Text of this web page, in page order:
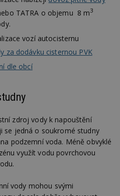
TATRA o objemu 8 m3
vozí autocisternu
za dodávku cisternou PVK
dle obcí
zdroj vody k napouštění
se jedná o soukromé studny
podzemní voda. Méně obvyklé
využít vodu povrchovou
vody mohou svými